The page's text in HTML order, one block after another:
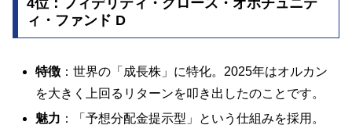
4位：フィデリティ・グロース・オポチュニテ
ィ・ファンド D
特徴 ：世界の「成長株」に特化。2025年はオルカン
を大きく上回るリターンを叩き出したのことです。
魅力 ：「予想分配金提示型」という仕組みを採用。